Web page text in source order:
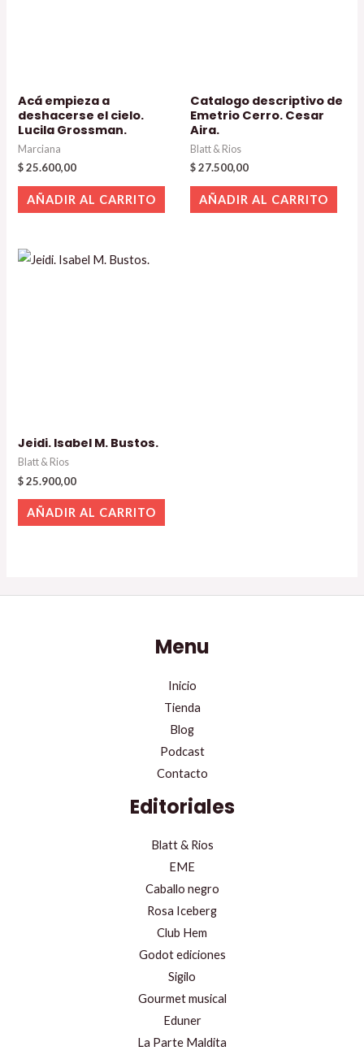
Acá empieza a
deshacerse el cielo.
Lucila Grossman.
Marciana
$25.600,00
AÑADIR AL CARRITO
Catalogo descriptivo de
Emetrio Cerro. Cesar
Aira.
Blatt & Rios
$27.500,00
AÑADIR AL CARRITO
Jeidi. Isabel M. Bustos.
Blatt & Rios
$25.900,00
AÑADIR AL CARRITO
Menu
Inicio
Tienda
Blog
Podcast
Contacto
Editoriales
Blatt & Rios
EME
Caballo negro
Rosa Iceberg
Club Hem
Godot ediciones
Sigilo
Gourmet musical
Eduner
La Parte Maldita